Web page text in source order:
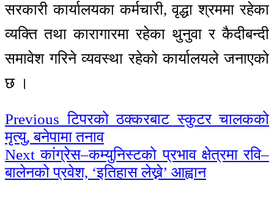
सरकारी कार्यालयका कर्मचारी, वृद्धा श्रममा रहेका
व्यक्ति तथा कारागारमा रहेका थुनुवा र कैदीबन्दी
समावेश गरिने व्यवस्था रहेको कार्यालयले जनाएको
छ ।
Continue
Reading
Previous टिपरको ठक्करबाट स्कुटर चालकको
मृत्यु, बनेपामा तनाव
Next कांग्रेस–कम्युनिस्टको प्रभाव क्षेत्रमा रवि–
बालेनको प्रवेश, ‘इतिहास लेख्ने’ आह्वान